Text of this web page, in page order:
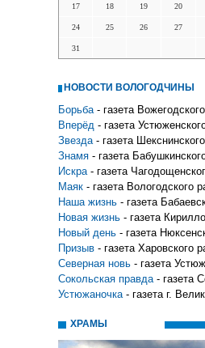
17 18 19 20
24 25 26 27
31
НОВОСТИ ВОЛОГОДЧИНЫ
Борьба - газета
Вперёд - газета
Звезда - газета
Знамя - газета
Искра - газета
Маяк - газета Вологодского
Наша жизнь - газета
Новая жизнь - газета
Новый день - газета
Призыв - газета Харовского
Северная новь - газета
Сокольская правда - газета
Устюжаночка - газета г.
ХРАМЫ